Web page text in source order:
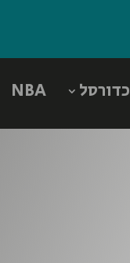
כדורסל NBA